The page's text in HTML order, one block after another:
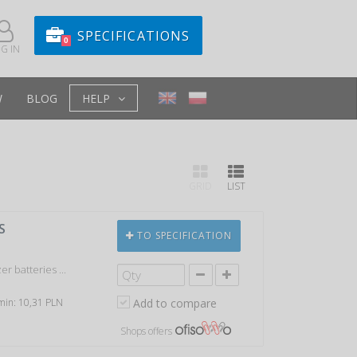
IN
0 SPECIFICATIONS
BLOG HELP
LIST
batteries ...
10,31 PLN
TO SPECIFICATION
Add to compare
Shops offers